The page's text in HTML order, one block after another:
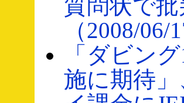
質問状で批
（2008/06/
「ダビン
施に期待